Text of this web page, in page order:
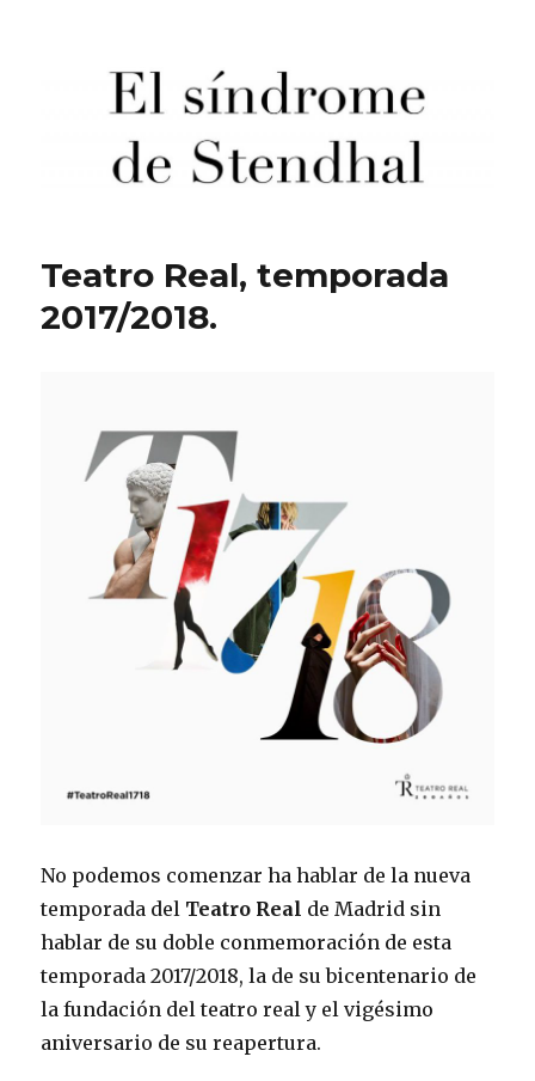
El síndrome de Stendhal
Teatro Real, temporada
2017/2018.
No podemos comenzar ha hablar de la nueva
temporada del Teatro Real de Madrid sin
hablar de su doble conmemoración de esta
temporada 2017/2018, la de su bicentenario de
la fundación del teatro real y el vigésimo
aniversario de su reapertura.